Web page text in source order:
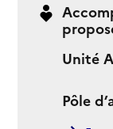
Unité
Pôle